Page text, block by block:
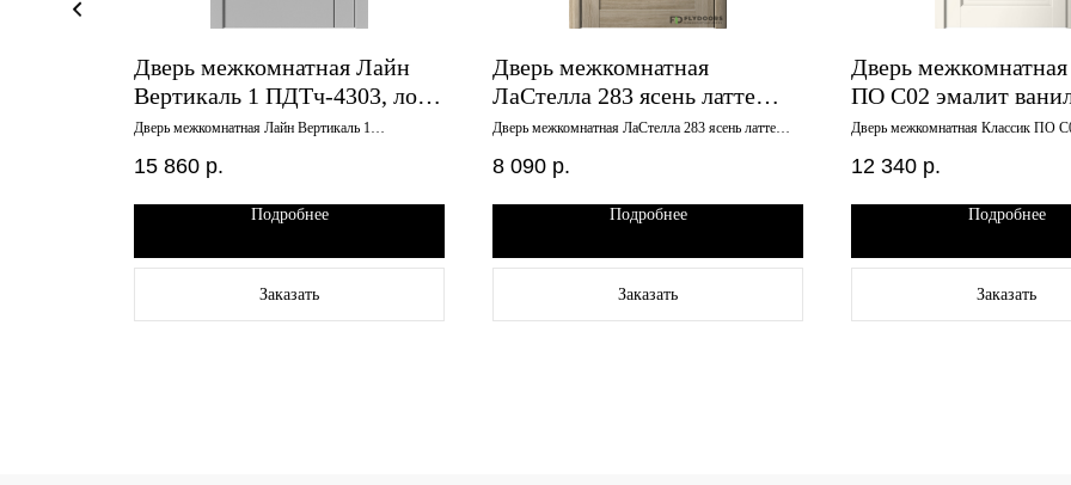
Дверь межкомнатная Лайн
Вертикаль 1 ПДТч-4303, лофт
светлый, черный молдинг,
черная кромка, 600х200
Дверь межкомнатная Лайн Вертикаль 1
черная кромка, 600х200
15 860 р.
Подробнее
Заказать
Дверь межкомнатная
ЛаСтелла 283 ясень латте
зеркало 800х2000
Дверь межкомнатная ЛаСтелла 283 ясень латте
8 090 р.
Подробнее
Заказать
Дверь
ПО С02 эмалит
700х2000 английская
Дверь межкомнатная Классик ПО
12 340 р.
Подробнее
Заказать